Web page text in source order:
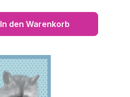
In den Warenkorb